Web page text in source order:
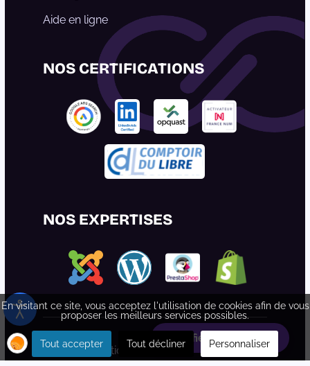
Aide en ligne
NOS CERTIFICATIONS
NOS EXPERTISES
© toonetcreation -Mentions
Planifiez votre rdv
En visitant ce site, vous acceptez l'utilisation de cookies afin de vous
proposer les meilleurs services possibles.
Tout accepter Tout décliner Personnaliser